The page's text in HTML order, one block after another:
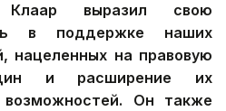
выразил свою
в поддержке наших
нацеленных на правовую
и расширение их
возможностей. Он также